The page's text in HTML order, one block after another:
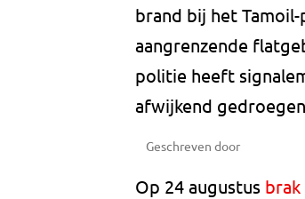
brand bij het
aangrenzende
politie heeft
afwijkend
Geschreven door
Op 24 augustus